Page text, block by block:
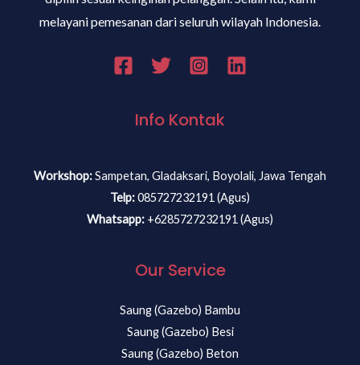
melayani pemesanan dari seluruh wilayah Indonesia.
Info Kontak
Workshop:Sampetan, Gladaksari, Boyolali, Jawa Tengah
Telp:085727232191 (Agus)
Whatsapp: +6285727232191 (Agus)
Our Service
Saung (Gazebo) Bambu
Saung (Gazebo) Besi
Saung (Gazebo) Beton